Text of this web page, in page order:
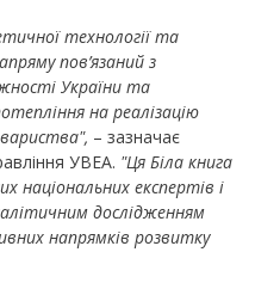
технології та
пов’язаний з
України та
на реалізацію
– зазначає
УВЕА. "Ця Біла книга
національних експертів і
дослідженням
напрямків розвитку